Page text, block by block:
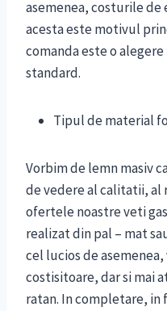
asemenea, costurile
acesta este motivul
comanda este o
standard.
Tipul de material
Vorbim de lemn masiv
de vedere al calitatii,
ofertele noastre veti
realizat din pal – mat
cel lucios de
costisitoare, dar si mai
ratan. In completare,